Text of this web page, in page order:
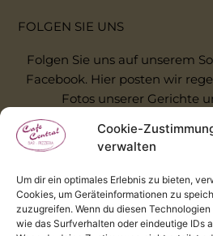
Cookie-
verwalten
Um dir ein optimales Erlebnis zu bieten,
Cookies, um Geräteinformationen zu
zuzugreifen. Wenn du diesen
wie das Surfverhalten oder eindeutige IDs
FOLGEN SIE UNS
Folgen Sie uns auf unserem
Facebook. Hier posten wir
Fotos unserer Gerichte